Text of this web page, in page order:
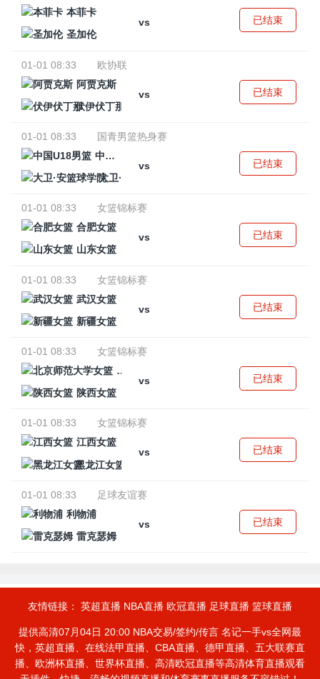
本菲卡
vs
圣加伦
已结束
01-01 08:33
欧协联
阿贾克斯
vs
伏伊伏丁那
已结束
01-01 08:33
国青男篮热身赛
中国U18男篮
vs
大卫·安篮球学院
已结束
01-01 08:33
女篮锦标赛
合肥女篮
vs
山东女篮
已结束
01-01 08:33
女篮锦标赛
武汉女篮
vs
新疆女篮
已结束
01-01 08:33
女篮锦标赛
北京师范大学女篮
vs
陕西女篮
已结束
01-01 08:33
女篮锦标赛
江西女篮
vs
黑龙江女篮
已结束
01-01 08:33
足球友谊赛
利物浦
vs
雷克瑟姆
已结束
友情链接： 英超直播 NBA直播 欧冠直播 足球直播 篮球直播
提供高清07月04日 20:00 NBA交易/签约/传言 名记一手vs全网最
快，英超直播、在线法甲直播、CBA直播、德甲直播、五大联赛直
播、欧洲杯直播、世界杯直播、高清欧冠直播等高清体育直播观看